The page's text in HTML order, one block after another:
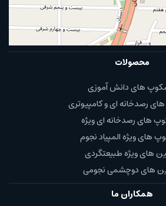
محصولات
های دانش آموزی
رصدخانه ای و کامپیوتری
های رصدخانه ای ویژه
های ویژه المپیاد نجوم
های ویژه طبیعتگردی
های دوچشمی نجومی
همکاران ما